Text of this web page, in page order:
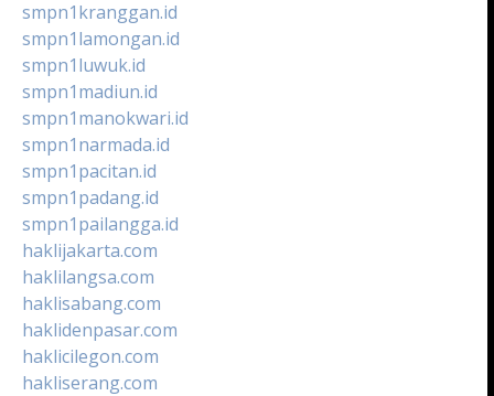
smpn1kranggan.id
smpn1lamongan.id
smpn1luwuk.id
smpn1madiun.id
smpn1manokwari.id
smpn1narmada.id
smpn1pacitan.id
smpn1padang.id
smpn1pailangga.id
haklijakarta.com
haklilangsa.com
haklisabang.com
haklidenpasar.com
haklicilegon.com
hakliserang.com